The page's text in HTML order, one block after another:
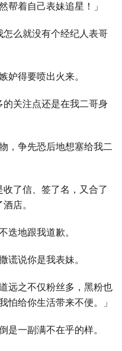
帮着自己表妹追星！」
怎么就没有个经纪人表哥
妒得要喷出火来。
关注点还是在我二哥身
，争先恐后地想塞给我二
了信、签了名，又合了
店。
迭地跟我道歉。
谎说你是我表妹。
远之不仅粉丝多，黑粉也
怕给你生活带来不便。」
是一副满不在乎的样。